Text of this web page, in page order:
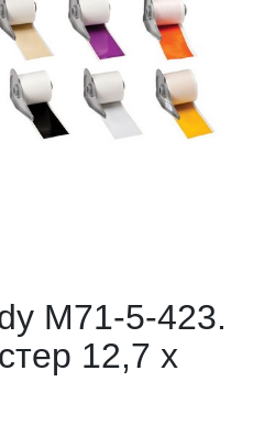
M71-5-423.
12,7 х